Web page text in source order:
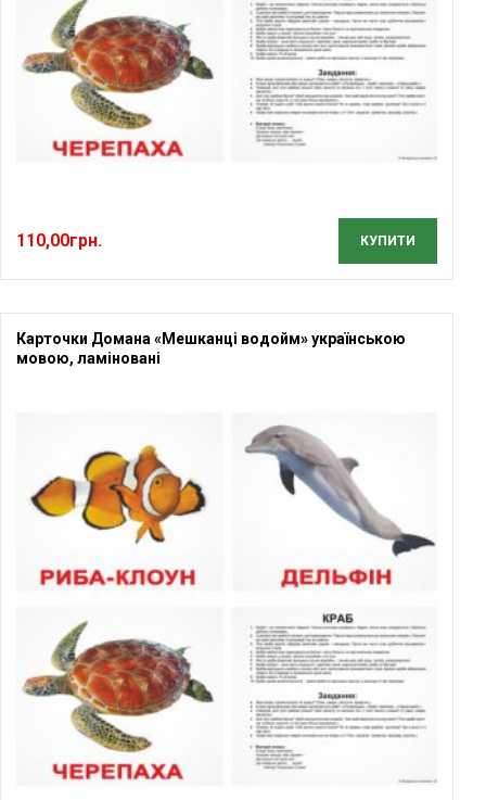
110,00грн. КУПИТИ
Карточки Домана «Мешканці водойм» українською
мовою, ламіновані